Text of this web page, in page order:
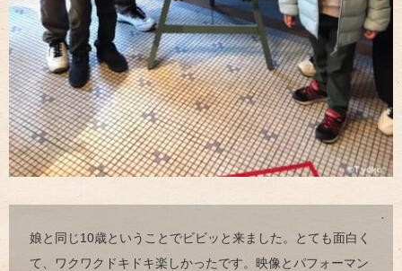
娘と同じ10歳ということでビビッと来ました。とても面白く
て、ワクワクドキドキ楽しかったです。映像とパフォーマン